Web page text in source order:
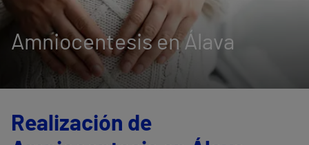
Amniocentesis en Álava
Realización de